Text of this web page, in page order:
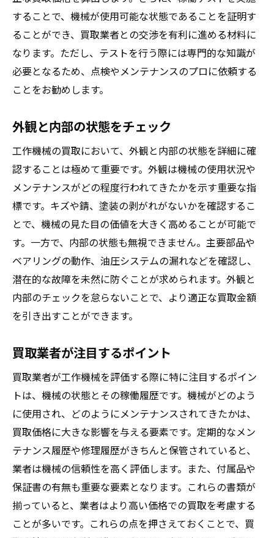
することで、機械が使用可能な状態であることを証明す
ることができ、買取業者との交渉を有利に進める材料に
なります。ただし、テストを行う際には専門的な知識が
必要となるため、点検やメンテナンスのプロに依頼する
ことをお勧めします。
外観と内部の状態をチェック
工作機械の買取において、外観と内部の状態を詳細に確
認することは極めて重要です。外観は機械の使用状況や
メンテナンスがどの程度行われてきたかを示す重要な指
標です。キズや錆、塗装の剥がれがないかを確認するこ
とで、機械の見た目の価値を大きく高めることが可能で
す。一方で、内部の状態も無視できません。主要部品や
ベアリングの動作、油圧システムの漏れなどを確認し、
潜在的な故障を未然に防ぐことが求められます。外観と
内部のチェックを怠らないことで、より適正な買取金額
を引き出すことができます。
買取業者が注目するポイント
買取業者が工作機械を評価する際に特に注目するポイン
トは、機械の状態とその稼働履歴です。機械がどのよう
に使用され、どのようにメンテナンスされてきたかは、
買取価格に大きな影響を与える要素です。定期的なメン
テナンス履歴や修理履歴がきちんと保管されていると、
業者は機械の信頼性を高く評価します。また、付属品や
保証書の有無も重要な要素となります。これらの書類が
揃っていると、業者はより高い価格での買取を考慮する
ことが多いです。これらの点を押さえておくことで、買